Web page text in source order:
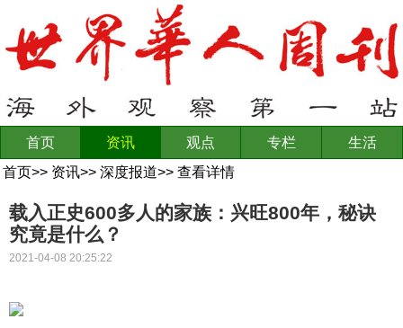
首页 资讯 观点 专栏
生活
首页>> 资讯>> 深度报道>> 查看详情
载入正史600多人的家族：兴旺800年，秘诀
究竟是什么？
2021-04-08 20:25:22